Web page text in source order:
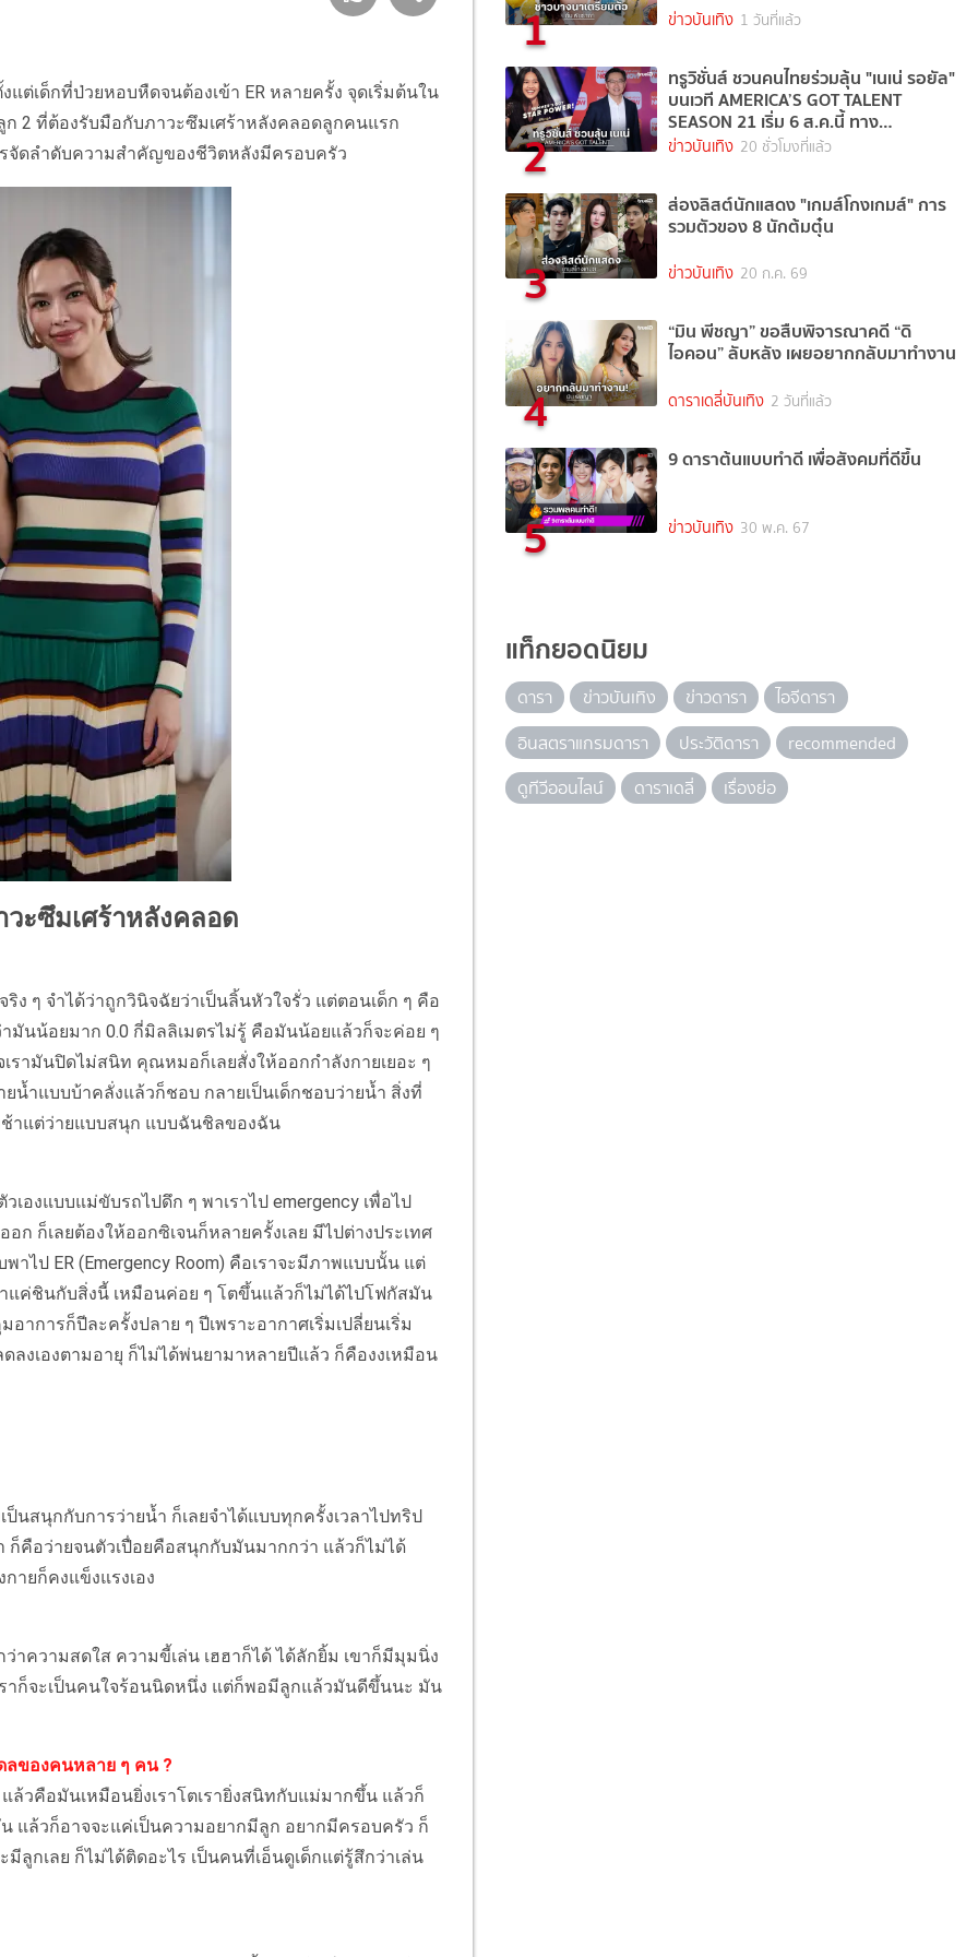
แต่เด็กที่ป่วยหอบหืดจนต้องเข้า ER หลายครั้ง จุดเริ่มต้นใน
2 ที่ต้องรับมือกับภาวะซึมเศร้าหลังคลอดลูกคนแรก
จัดลำดับความสำคัญของชีวิตหลังมีครอบครัว
วะซึมเศร้าหลังคลอด
ๆ จำได้ว่าถูกวินิจฉัยว่าเป็นลิ้นหัวใจรั่ว แต่ตอนเด็ก ๆ คือ
มันน้อยมาก 0.0 กี่มิลลิเมตรไม่รู้ คือมันน้อยแล้วก็จะค่อย ๆ
รามันปิดไม่สนิท คุณหมอก็เลยสั่งให้ออกกำลังกายเยอะ ๆ
น้ำแบบบ้าคลั่งแล้วก็ชอบ กลายเป็นเด็กชอบว่ายน้ำ สิ่งที่
าแต่ว่ายแบบสนุก แบบฉันชิลของฉัน
องแบบแม่ขับรถไปดึก ๆ พาเราไป emergency เพื่อไป
ก ก็เลยต้องให้ออกซิเจนก็หลายครั้งเลย มีไปต่างประเทศ
ไป ER (Emergency Room) คือเราจะมีภาพแบบนั้น แต่
แค่ชินกับสิ่งนี้ เหมือนค่อย ๆ โตขึ้นแล้วก็ไม่ได้ไปโฟกัสมัน
าการก็ปีละครั้งปลาย ๆ ปีเพราะอากาศเริ่มเปลี่ยนเริ่ม
งเองตามอายุ ก็ไม่ได้พ่นยามาหลายปีแล้ว ก็คืองงเหมือน
นสนุกกับการว่ายน้ำ ก็เลยจำได้แบบทุกครั้งเวลาไปทริป
คือว่ายจนตัวเปื่อยคือสนุกกับมันมากกว่า แล้วก็ไม่ได้
ายก็คงแข็งแรงเอง
าความสดใส ความขี้เล่น เฮฮาก็ได้ ได้ลักยิ้ม เขาก็มีมุมนิ่ง
ก็จะเป็นคนใจร้อนนิดหนึ่ง แต่ก็พอมีลูกแล้วมันดีขึ้นนะ มัน
ลของคนหลาย ๆ คน ?
วคือมันเหมือนยิ่งเราโตเรายิ่งสนิทกับแม่มากขึ้น แล้วก็
แล้วก็อาจจะแค่เป็นความอยากมีลูก อยากมีครอบครัว ก็
ลูกเลย ก็ไม่ได้ติดอะไร เป็นคนที่เอ็นดูเด็กแต่รู้สึกว่าเล่น
1 ข่าวบันเทิง 1 วันที่แล้ว
2
ทรูวิชั่นส์ ชวนคนไทยร่วมลุ้น "เนเน่ รอยัล"
บนเวที AMERICA’S GOT TALENT
SEASON 21 เริ่ม 6 ส.ค.นี้ ทาง
TrueVisions NOW
ข่าวบันเทิง 20 ชั่วโมงที่แล้ว
3
ส่องลิสต์นักแสดง "เกมส์โกงเกมส์" การ
รวมตัวของ 8 นักต้มตุ๋น
ข่าวบันเทิง 20 ก.ค. 69
4
“มิน พีชญา” ขอสืบพิจารณาคดี “ดิ
ไอคอน” ลับหลัง เผยอยากกลับมาทำงาน
ดาราเดลี่บันเทิง 2 วันที่แล้ว
5
9 ดาราต้นแบบทำดี เพื่อสังคมที่ดีขึ้น
ข่าวบันเทิง 30 พ.ค. 67
แท็กยอดนิยม
ดารา ข่าวบันเทิง ข่าวดารา
ไอจีดารา
อินสตราแกรมดารา
ประวัติดารา
recommended
ดูทีวีออนไลน์
ดาราเดลี่ เรื่องย่อ